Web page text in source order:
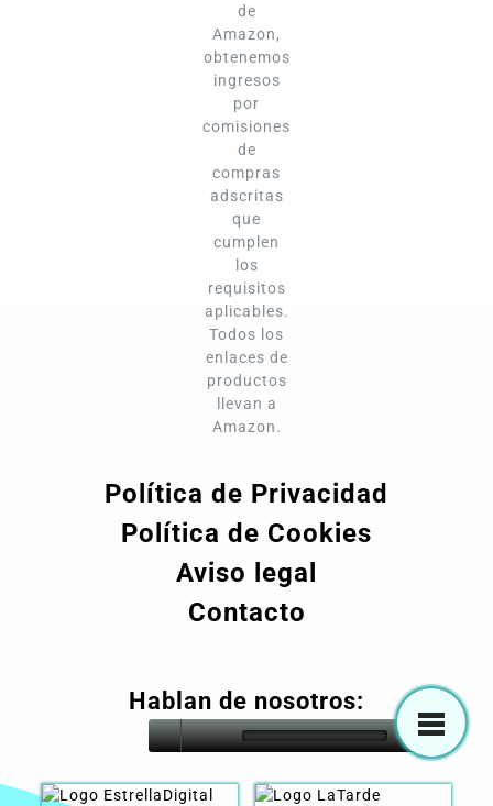
de
Amazon,
obtenemos
ingresos
por
comisiones
de
compras
adscritas
que
cumplen
los
requisitos
aplicables.
Todos los
enlaces de
productos
llevan a
Amazon.
Política de Privacidad
Política de Cookies
Aviso legal
Contacto
Hablan de nosotros: